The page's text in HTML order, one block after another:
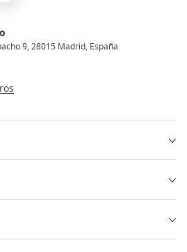
9, 28015 Madrid, España